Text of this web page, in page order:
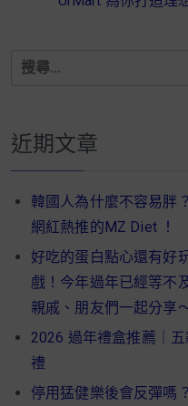
搜
鍵
近期文章
韓國人為什麼不容易胖？
網紅熱推的MZ Diet ！
好吃的蛋白點心還有好
戲！今年過年已經等不
親戚、朋友們一起分享
2026 過年禮盒推薦｜
禮
停用猛健樂後會反彈嗎